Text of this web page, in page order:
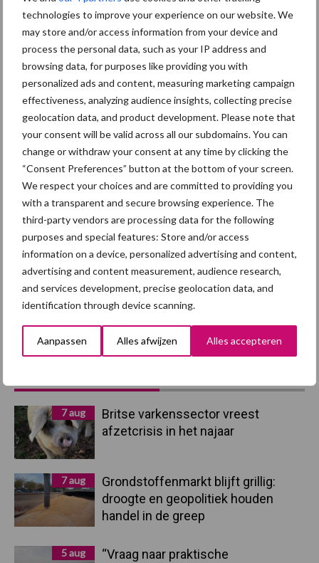
technologies to improve your experience on our website. We
may store and/or access information from your device and
process the personal data, such as your IP address and
browsing data, for purposes like providing you with
personalized ads and content, measuring marketing campaign
effectiveness, analyzing audience insights, collecting precise
geolocation data, and product development. Please note that
your consent will be valid across all our subdomains. You can
change or withdraw your consent at any time by clicking the
“Consent Preferences” button at the bottom of your screen.
We respect your choices and are committed to providing you
with a transparent and secure browsing experience. The
third-party vendors are processing data for the following
purposes and special features: Store and/or access
information on a device, personalized advertising and content,
advertising and content measurement, audience research,
and services development, precise geolocation data, and
identification through device scanning.
Aanpassen Alles afwijzen Alles accepteren
Sidebar
7 aug
Britse varkenssector vreest
afzetcrisis in het najaar
7 aug
Grondstoffenmarkt blijft grillig:
droogte en geopolitiek houden
handel in de greep
5 aug
“Vraag naar praktische
Polen groter dan ooit”
Themapagina
Diergezondheid Fokkerij Huisvesting
Afrikaanse
varkenspest
Brachyspira
Toon meer